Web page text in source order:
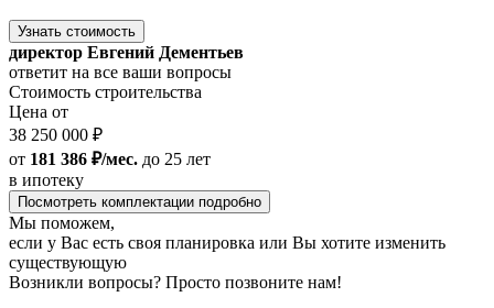
Узнать стоимость
директор Евгений Дементьев
ответит на все ваши вопросы
Стоимость строительства
Цена от
38 250 000 ₽
от 181 386 ₽/мес. до 25 лет
в ипотеку
Посмотреть комплектации подробно
Мы поможем,
если у Вас есть своя планировка или Вы хотите изменить
существующую
Возникли вопросы? Просто позвоните нам!